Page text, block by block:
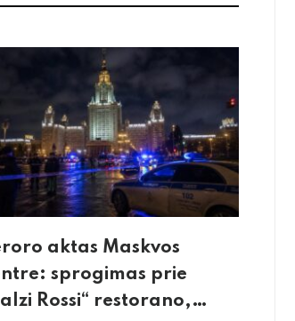
aktas Maskvos
sprogimas prie
Rossi“ restorano,